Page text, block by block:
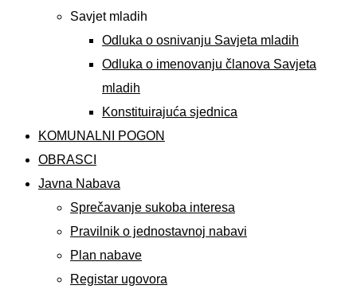
Savjet mladih
Odluka o osnivanju Savjeta mladih
Odluka o imenovanju članova Savjeta
mladih
Konstituirajuća sjednica
KOMUNALNI POGON
OBRASCI
Javna Nabava
Sprečavanje sukoba interesa
Pravilnik o jednostavnoj nabavi
Plan nabave
Registar ugovora